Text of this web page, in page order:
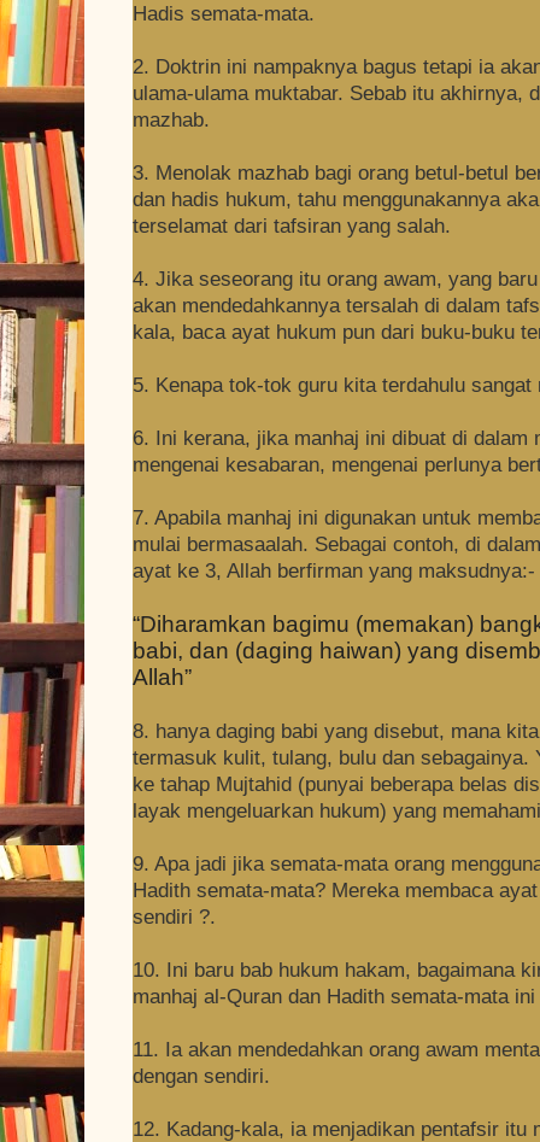
Hadis semata-mata.
2. Doktrin ini nampaknya bagus tetapi ia
ulama-ulama muktabar. Sebab itu akhirnya,
mazhab.
3. Menolak mazhab bagi orang betul-betul
dan hadis hukum, tahu menggunakannya
terselamat dari tafsiran yang salah.
4. Jika seseorang itu orang awam, yang
akan mendedahkannya tersalah di dalam
kala, baca ayat hukum pun dari buku-buku
5. Kenapa tok-tok guru kita terdahulu
6. Ini kerana, jika manhaj ini dibuat di dalam
mengenai kesabaran, mengenai perlunya
7. Apabila manhaj ini digunakan untuk
mulai bermasaalah. Sebagai contoh, di
ayat ke 3, Allah berfirman yang maksudnya:-
“Diharamkan bagimu (memakan)
babi, dan (daging haiwan) yang
Allah”
8. hanya daging babi yang disebut, mana
termasuk kulit, tulang, bulu dan sebagainya.
ke tahap Mujtahid (punyai beberapa belas
layak mengeluarkan hukum) yang
9. Apa jadi jika semata-mata orang
Hadith semata-mata? Mereka membaca
sendiri ?.
10. Ini baru bab hukum hakam, bagaimana
manhaj al-Quran dan Hadith semata-mata
11. Ia akan mendedahkan orang awam
dengan sendiri.
12. Kadang-kala, ia menjadikan pentafsir itu